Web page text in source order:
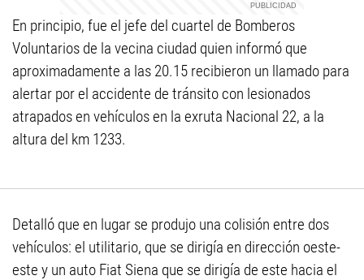
En principio, fue el jefe del cuartel de Bomberos
Voluntarios de la vecina ciudad quien informó que
aproximadamente a las 20.15 recibieron un llamado para
alertar por el accidente de tránsito con lesionados
atrapados en vehículos en la exruta Nacional 22, a la
altura del km 1233.
Detalló que en lugar se produjo una colisión entre dos
vehículos: el utilitario, que se dirigía en dirección oeste-
este y un auto Fiat Siena que se dirigía de este hacia el